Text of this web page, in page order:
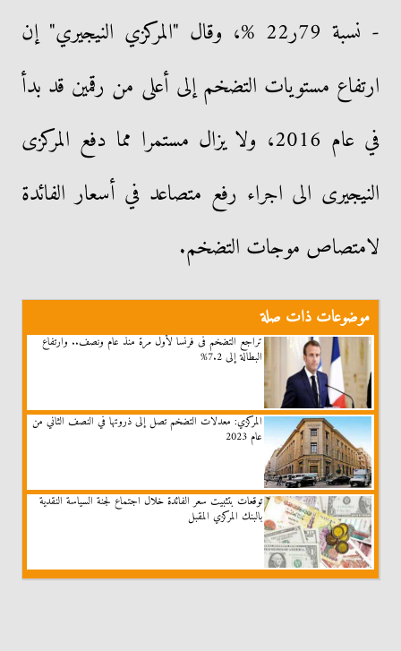
- نسبة 79ر22 %، وقال "المركزي النيجيري" إن
ارتفاع مستويات التضخم إلى أعلى من رقمين قد بدأ
في عام 2016، ولا يزال مستمرا مما دفع المركزى
النيجيرى الى اجراء رفع متصاعد في أسعار الفائدة
لامتصاص موجات التضخم.
موضوعات ذات صلة
تراجع التضخم فى فرنسا لأول مرة منذ عام ونصف.. وارتفاع
البطالة إلى 7.2%
المركزي: معدلات التضخم تصل إلى ذروتها في النصف الثاني من
عام 2023
توقعات بتثبيت سعر الفائدة خلال اجتماع لجنة السياسة النقدية
بالبنك المركزي المقبل